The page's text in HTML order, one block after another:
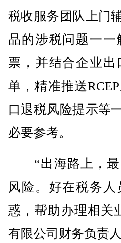
税收服务团队上门
品的涉税问题一
票，并结合企业
单，精准推送
口退税风险提示等
必要参考。
“出海路上，最
风险。好在税务
惑，帮助办理相关
有限公司财务负责人